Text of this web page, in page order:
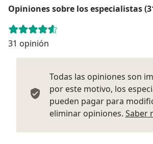
Opiniones sobre los especialistas
31 opinión
Todas las opiniones son
por este motivo, los
pueden pagar para
eliminar opiniones. Saber